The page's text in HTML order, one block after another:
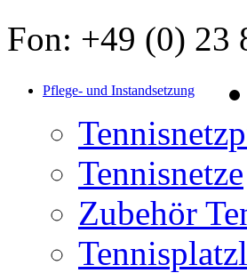
Fon: +49 (0) 23
Pflege- und Instandsetzung
Tennisnetze
Zubehör